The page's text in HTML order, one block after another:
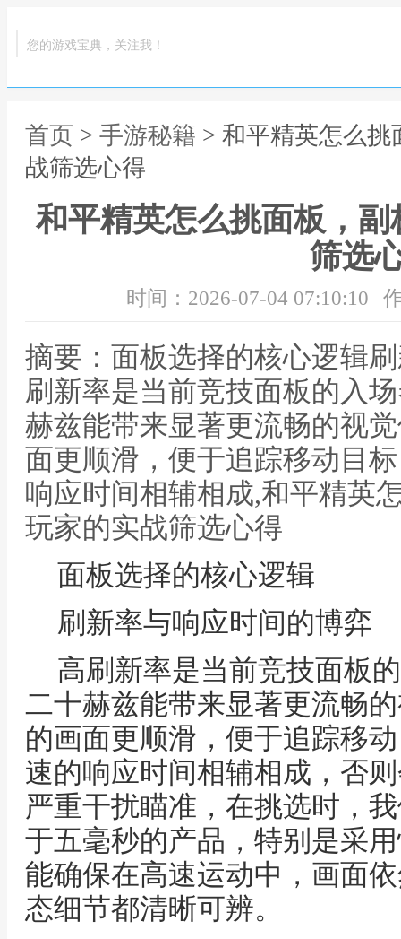
您的游戏宝典，关注我！
首页 > 手游秘籍 > 和平精英怎么
战筛选心得
和平精英怎么挑面板，
筛选
时间：2026-07-04 07:10:10
摘要：面板选择的核心逻辑
刷新率是当前竞技面板的入
赫兹能带来显著更流畅的视
面更顺滑，便于追踪移动目
响应时间相辅相成,和平精英
玩家的实战筛选心得
面板选择的核心逻辑
刷新率与响应时间的博弈
高刷新率是当前竞技面板
二十赫兹能带来显著更流畅
的画面更顺滑，便于追踪移
速的响应时间相辅相成，否
严重干扰瞄准，在挑选时，
于五毫秒的产品，特别是采
能确保在高速运动中，画面
态细节都清晰可辨。